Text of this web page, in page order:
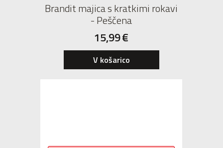
Brandit majica s kratkimi rokavi
- Peščena
15,99€
V košarico